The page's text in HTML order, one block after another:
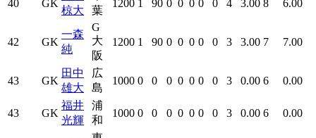
40 GK
椋大
葉
1200 1 90 0 0 0 0 0 4 3.00 8 6.00
42 GK
一森
純
G
大
阪
1200 1 90 0 0 0 0 0 3 3.00 7 7.00
43 GK
田中
雄大
広
島
1000 0 0 0 0 0 0 0 3 0.00 6 0.00
43 GK
福井
光輝
浦
和
1000 0 0 0 0 0 0 0 3 0.00 6 0.00